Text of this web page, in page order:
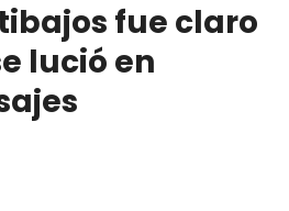
fue claro
lució en